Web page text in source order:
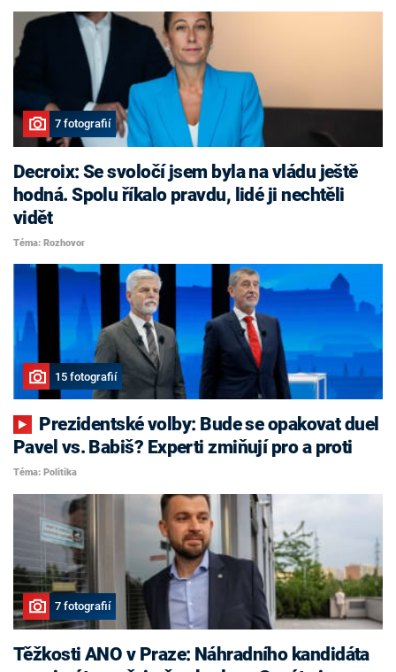
7 fotografií
Decroix: Se svoločí jsem byla na vládu ještě
hodná. Spolu říkalo pravdu, lidé ji nechtěli
vidět
Téma: Rozhovor
15 fotografií
Pavel vs. Babiš? Experti zmiňují pro a proti
Téma: Politika
7 fotografií
Těžkosti ANO v Praze: Náhradního kandidáta